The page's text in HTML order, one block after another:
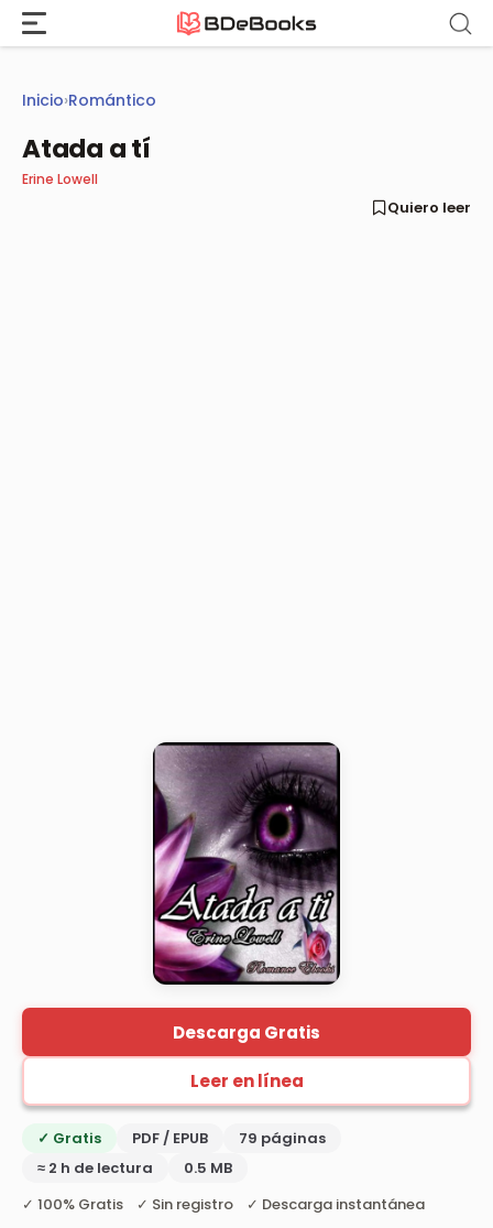
Saltar
contenido
Inicio›Romántico
Atada a tí
Erine Lowell
Quiero leer
Descarga Gratis
Leer en línea
✓ Gratis PDF / EPUB
79 páginas
≈ 2 h de lectura
0.5 MB
✓ 100% Gratis ✓ Sin registro ✓ Descarga instantánea